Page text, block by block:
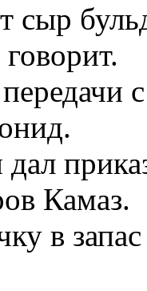
сыр
Камаз.
в запас